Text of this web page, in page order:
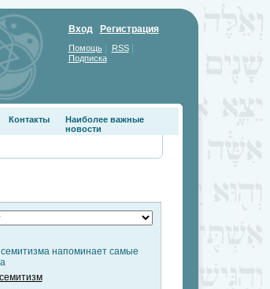
Вход Регистрация
Помощь| RSS|
Подписка
Контакты
Наиболее важные
новости
напоминает самые